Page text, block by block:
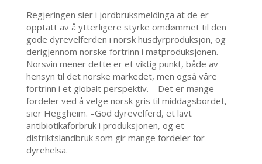
Regjeringen sier i jordbruksmeldinga at de er
opptatt av å ytterligere styrke omdømmet til den
gode dyrevelferden i norsk husdyrproduksjon, og
derigjennom norske fortrinn i matproduksjonen.
Norsvin mener dette er et viktig punkt, både av
hensyn til det norske markedet, men også våre
fortrinn i et globalt perspektiv. – Det er mange
fordeler ved å velge norsk gris til middagsbordet,
sier Heggheim. –God dyrevelferd, et lavt
antibiotikaforbruk i produksjonen, og et
distriktslandbruk som gir mange fordeler for
dyrehelsa.